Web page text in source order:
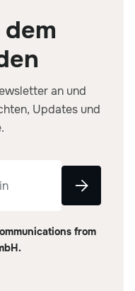
an und
Updates und
from